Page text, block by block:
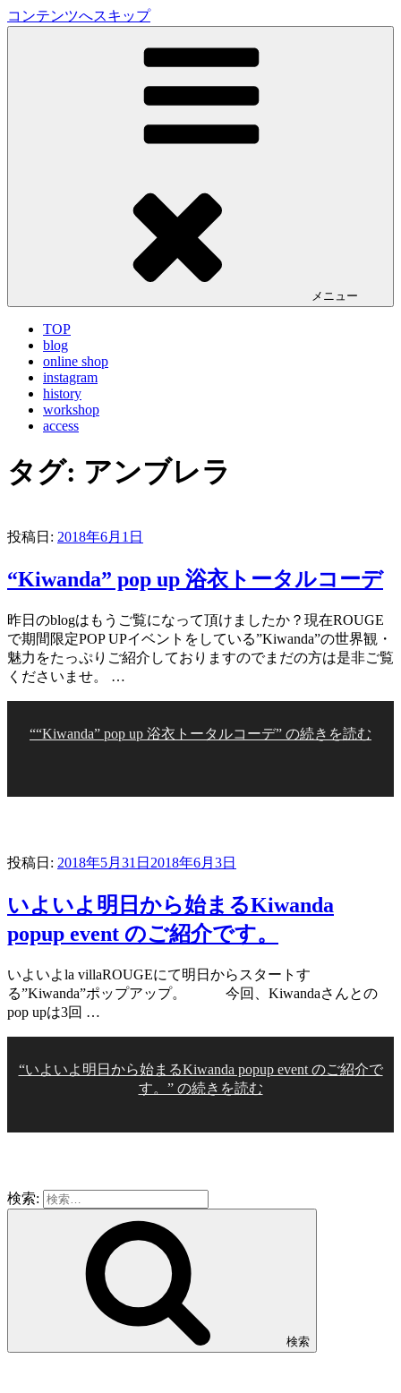
コンテンツへスキップ
LA VILLA ROUGE Blog
メニュー
TOP
blog
online shop
instagram
history
workshop
access
タグ: アンブレラ
投稿日: 2018年6月1日
“Kiwanda” pop up 浴衣トータルコーデ
昨日のblogはもうご覧になって頂けましたか？現在ROUGE
で期間限定POP UPイベントをしている”Kiwanda”の世界観・
魅力をたっぷりご紹介しておりますのでまだの方は是非ご覧
くださいませ。 …
““Kiwanda” pop up 浴衣トータルコーデ” の続きを読む
投稿日: 2018年5月31日 2018年6月3日
いよいよ明日から始まるKiwanda
popup event のご紹介です。
いよいよla villaROUGEにて明日からスタートす
る”Kiwanda”ポップアップ。 今回、Kiwandaさんとの
pop upは3回 …
“いよいよ明日から始まるKiwanda popup event のご紹介で
す。” の続きを読む
検索:
検索